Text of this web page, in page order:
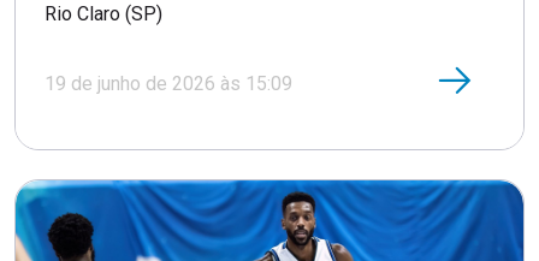
Rio Claro (SP)
19 de junho de 2026 às 15:09